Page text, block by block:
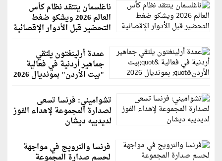
ناغلسمان ينتقد نظام كأس
العالم 2026 ويشكو ضغط
التحضير قبل الأدوار الإقصائية
عمدة أرلينغتون يلتقي
جماهير أردنية في فعالية
"بيت الأردن" بمونديال 2026
تشواميني: فرنسا تسعى
لصدارة المجموعة لإهداء الفوز
لديدييه ديشان
فرنسا والنرويج في مواجهة
لحسم صدارة المجموعة